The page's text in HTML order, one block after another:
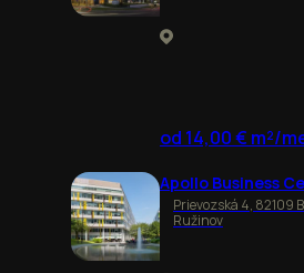
od 14,00 € m²/
Apollo Business
Prievozská 4, 82109
Ružinov